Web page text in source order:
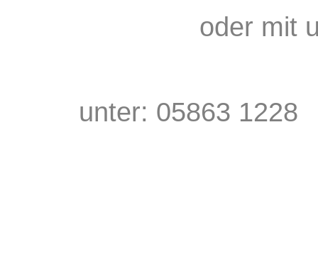
oder mit
unter: 05863